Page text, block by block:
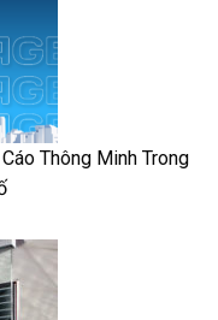
Thông Minh Trong